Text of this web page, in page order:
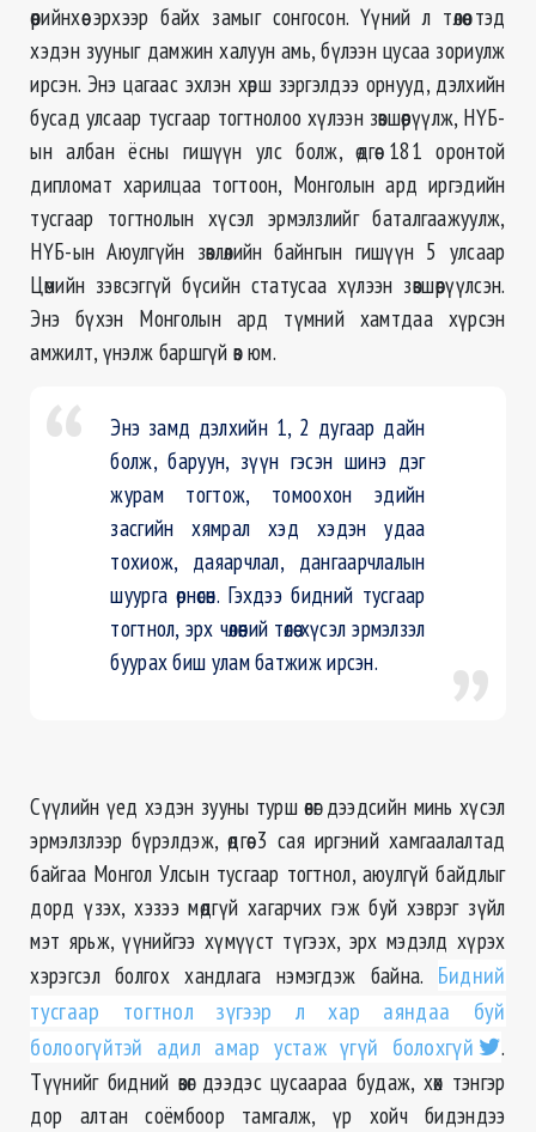
өөрийнхөө эрхээр байх замыг сонгосон. Үүний л төлөө тэд
хэдэн зууныг дамжин халуун амь, бүлээн цусаа зориулж
ирсэн. Энэ цагаас эхлэн хөрш зэргэлдээ орнууд, дэлхийн
бусад улсаар тусгаар тогтнолоо хүлээн зөвшөөрүүлж, НҮБ-
ын албан ёсны гишүүн улс болж, өдгөө 181 оронтой
дипломат харилцаа тогтоон, Монголын ард иргэдийн
тусгаар тогтнолын хүсэл эрмэлзлийг баталгаажуулж,
НҮБ-ын Аюулгүйн зөвлөлийн байнгын гишүүн 5 улсаар
Цөмийн зэвсэггүй бүсийн статусаа хүлээн зөвшөөрүүлсэн.
Энэ бүхэн Монголын ард түмний хамтдаа хүрсэн
амжилт, үнэлж баршгүй өв юм.
Энэ замд дэлхийн 1, 2 дугаар дайн
болж, баруун, зүүн гэсэн шинэ дэг
журам тогтож, томоохон эдийн
засгийн хямрал хэд хэдэн удаа
тохиож, даяарчлал, дангаарчлалын
шуурга өрнөсөн. Гэхдээ бидний тусгаар
тогтнол, эрх чөлөөний төлөө хүсэл эрмэлзэл
буурах биш улам батжиж ирсэн.
Сүүлийн үед хэдэн зууны турш өвөг дээдсийн минь хүсэл
эрмэлзлээр бүрэлдэж, өдгөө 3 сая иргэний хамгаалалтад
байгаа Монгол Улсын тусгаар тогтнол, аюулгүй байдлыг
дорд үзэх, хэзээмөдгүй хагарчих гэж буй хэврэг зүйл
мэт ярьж, үүнийгээ хүмүүст түгээх, эрх мэдэлд хүрэх
хэрэгсэл болгох хандлага нэмэгдэж байна. Бидний
тусгаар тогтнол зүгээр л хар аяндаа буй
болоогүйтэй адил амар устаж үгүй болохгүй
.
Түүнийг бидний өвөг дээдэс цусаараа будаж, хөх тэнгэр
дор алтан соёмбоор тамгалж, үр хойч бидэндээ